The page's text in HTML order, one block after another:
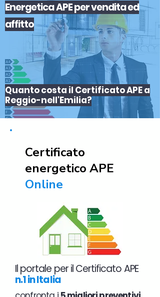
Energetica APEpervenditaed
affitto
Quanto costa il Certificato APE a
Reggio-nell'Emilia?
Certificato
energetico APE
Online
Il portale per il Certificato APE
n.1 in Italia